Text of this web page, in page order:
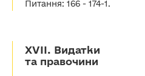
Питання: 166 - 174-1.
XVІІ. Видатки
та правочини